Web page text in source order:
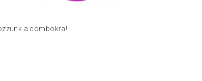
a combokra!